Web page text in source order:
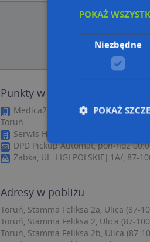
Punkty w pobliżu
Medica24 Przemysław Pietrzak,
Toruń
Serwis Handel Usługi Almex, ul.
DPD Pickup Automat, pon-ndz
Żabka, UL. LIGI POLSKIEJ 1A/, 87-
Adresy w pobliżu
Toruń, Stamma Feliksa 2a, Ulica (87-
Toruń, Stamma Feliksa 2, Ulica (87-
Toruń, Stamma Feliksa 2b, Ulica (87-
POKAŻ
Niezbędne
POKAŻ
Niezbędne pliki
zarządzanie
Nazwa